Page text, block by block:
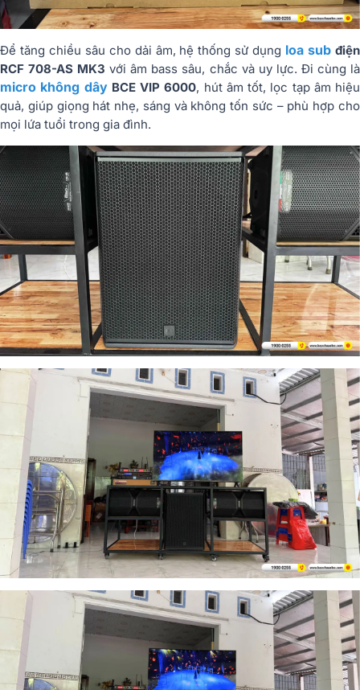
Để tăng chiều sâu cho dải âm, hệ thống sử dụng loa sub điện
RCF 708-AS MK3 với âm bass sâu, chắc và uy lực. Đi cùng là
micro không dâyBCE VIP 6000, hút âm tốt, lọc tạp âm hiệu
quả, giúp giọng hát nhẹ, sáng và không tốn sức – phù hợp cho
mọi lứa tuổi trong gia đình.